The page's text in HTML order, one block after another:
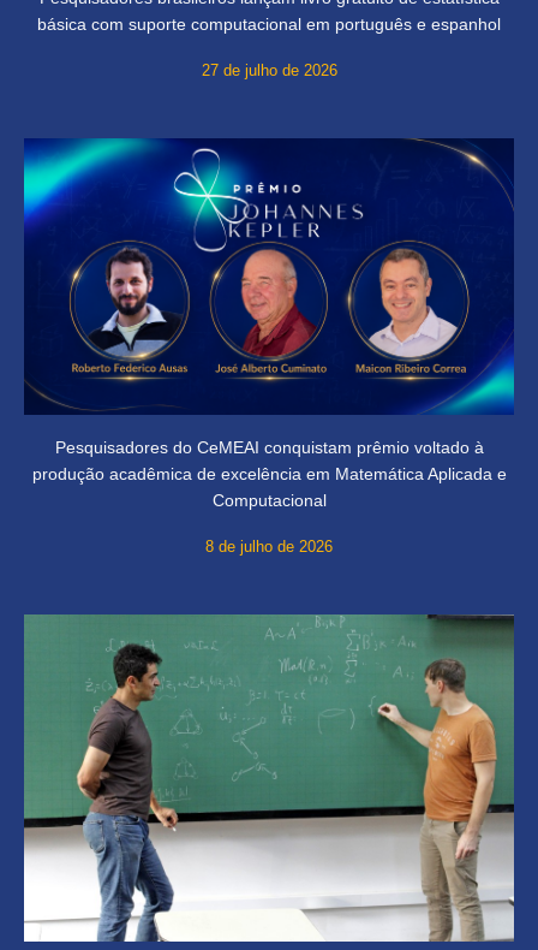
básica com suporte computacional em português e espanhol
27 de julho de 2026
Pesquisadores do CeMEAI conquistam prêmio voltado à
produção acadêmica de excelência em Matemática Aplicada e
Computacional
8 de julho de 2026